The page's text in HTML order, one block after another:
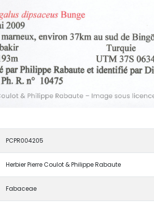
PCPR004205
Herbier Pierre Coulot & Philippe Rabaute
Fabaceae